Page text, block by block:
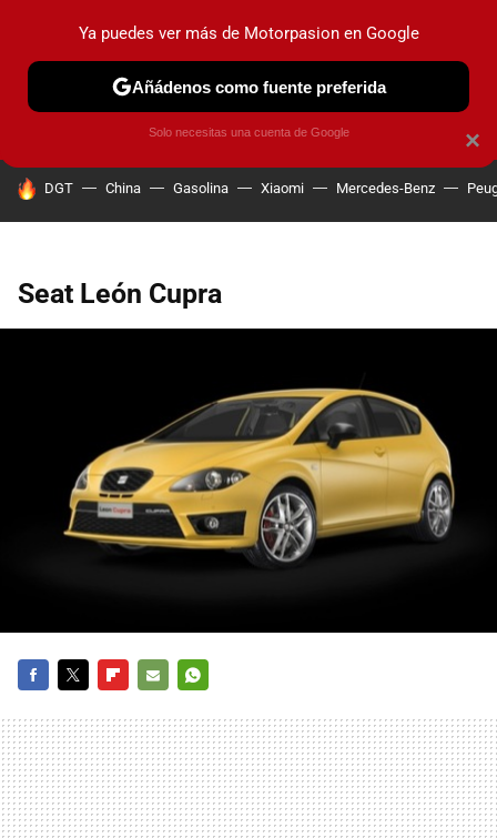
PRUEBAS COCHES ELÉCTRICOS OBSERVATORIO
HOY SE HABLA DE
DGT China Gasolina Xiaomi Mercedes-Benz
Seat León Cupra
MAIL
×
Ya puedes ver más de Motorpasion en Google
Añádenos como fuente preferida
Solo necesitas una cuenta de Google